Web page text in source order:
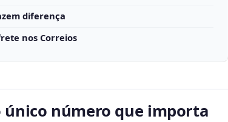
diferença
nos Correios
único número que importa